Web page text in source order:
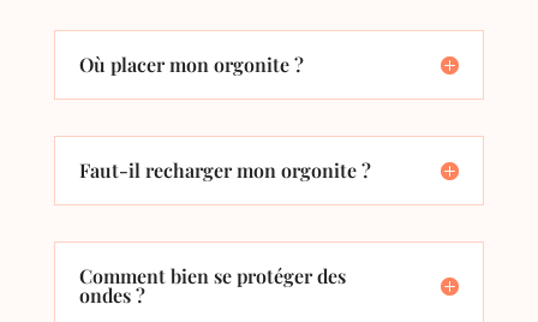
Où placer mon orgonite ?
Faut-il recharger mon orgonite ?
Comment bien se protéger des
ondes ?